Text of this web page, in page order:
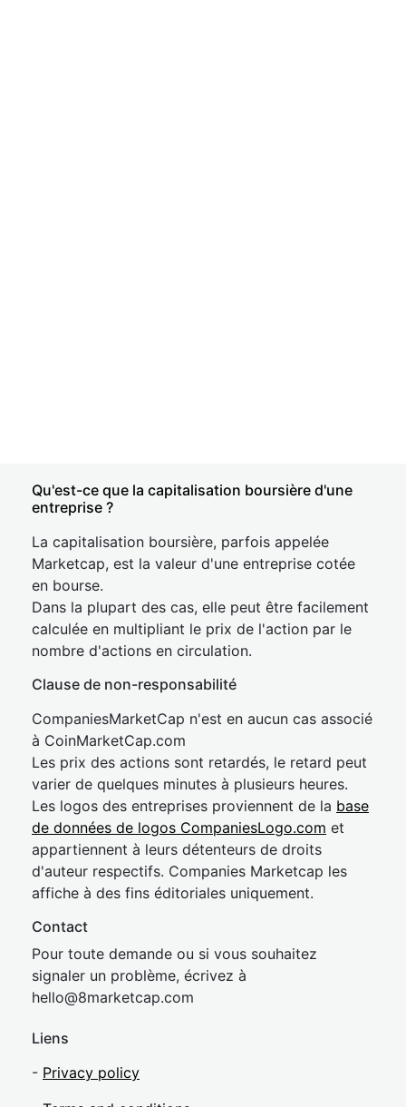
Qu'est-ce que la capitalisation boursière d'une
entreprise ?
La capitalisation boursière, parfois appelée
Marketcap, est la valeur d'une entreprise cotée
en bourse.
Dans la plupart des cas, elle peut être facilement
calculée en multipliant le prix de l'action par le
nombre d'actions en circulation.
Clause de non-responsabilité
CompaniesMarketCap n'est en aucun cas associé
à CoinMarketCap.com
Les prix des actions sont retardés, le retard peut
varier de quelques minutes à plusieurs heures.
Les logos des entreprises proviennent de la base
de données de logos CompaniesLogo.com et
appartiennent à leurs détenteurs de droits
d'auteur respectifs. Companies Marketcap les
affiche à des fins éditoriales uniquement.
Contact
Pour toute demande ou si vous souhaitez
signaler un problème, écrivez à
hello@8marketcap.com
Liens
- Privacy policy